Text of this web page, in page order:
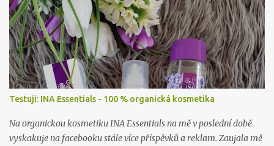
Testuji: INA Essentials - 100 % organická kosmetika
Na organickou kosmetiku INA Essentials na mě v poslední době
vyskakuje na facebooku stále více příspěvků a reklam. Zaujala mě